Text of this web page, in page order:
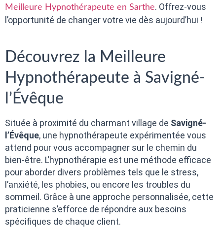
Meilleure Hypnothérapeute en Sarthe. Offrez-vous
l’opportunité de changer votre vie dès aujourd’hui !
Découvrez la Meilleure
Hypnothérapeute à Savigné-
l’Évêque
Située à proximité du charmant village de Savigné-
l’Évêque, une hypnothérapeute expérimentée vous
attend pour vous accompagner sur le chemin du
bien-être. L’hypnothérapie est une méthode efficace
pour aborder divers problèmes tels que le stress,
l’anxiété, les phobies, ou encore les troubles du
sommeil. Grâce à une approche personnalisée, cette
praticienne s’efforce de répondre aux besoins
spécifiques de chaque client.